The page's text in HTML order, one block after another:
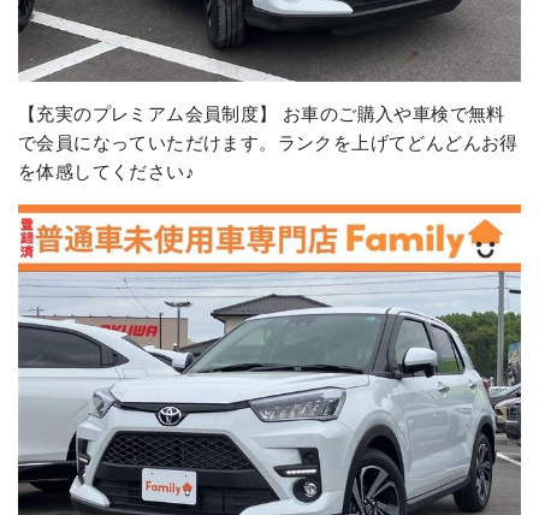
【お値打ち価格でご提供】 大量仕入れで少しでもお安くお
客様にご提供できるようにしています！